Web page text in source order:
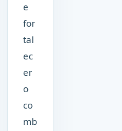
e
for
tal
ec
er
o
co
mb